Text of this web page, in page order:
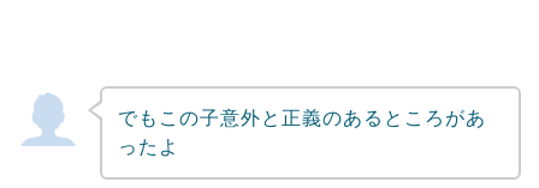
でもこの子意外と正義のあるところがあ
ったよ